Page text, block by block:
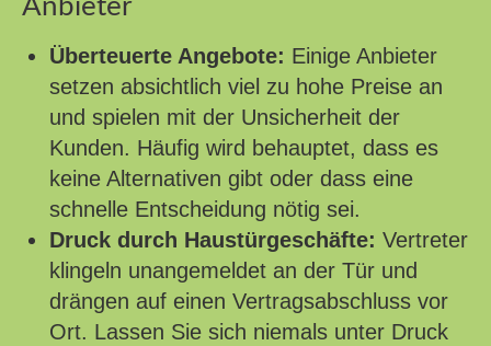
Anbieter
Überteuerte Angebote: Einige Anbieter
setzen absichtlich viel zu hohe Preise an
und spielen mit der Unsicherheit der
Kunden. Häufig wird behauptet, dass es
keine Alternativen gibt oder dass eine
schnelle Entscheidung nötig sei.
Druck durch Haustürgeschäfte: Vertreter
klingeln unangemeldet an der Tür und
drängen auf einen Vertragsabschluss vor
Ort. Lassen Sie sich niemals unter Druck